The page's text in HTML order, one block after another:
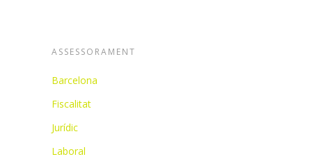
ASSESSORAMENT
Barcelona
Fiscalitat
Jurídic
Laboral